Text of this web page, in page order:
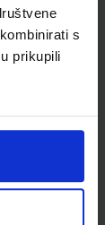
s
prikupili